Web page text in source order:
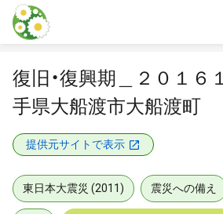
本文に飛ぶ
復旧・復興期＿２０１６
手県大船渡市大船渡町
提供元サイトで表示
東日本大震災 (2011) 震災への備え